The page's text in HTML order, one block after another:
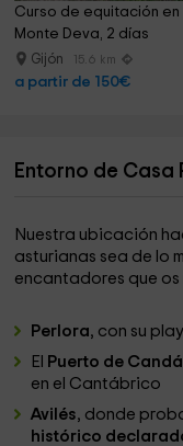
Curso de equitación en
Monte Deva, 2 días
Gijón 15.6 km
a partir de 150€
Entorno de Casa
Nuestra ubicación
asturianas sea de lo
encantadores que os
Perlora, con su
El
Puerto de
en el Cantábrico
Avilés, donde
histórico